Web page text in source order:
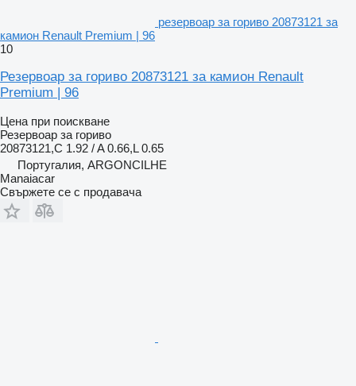
резервоар за гориво 20873121 за
камион Renault Premium | 96
10
Резервоар за гориво 20873121 за камион Renault
Premium | 96
Цена при поискване
Резервоар за гориво
20873121,C 1.92 / A 0.66,L 0.65
Португалия, ARGONCILHE
Manaiacar
Свържете се с продавача